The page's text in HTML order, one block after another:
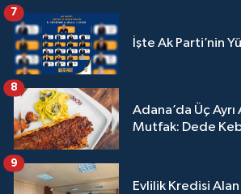
İşte Ak Parti’nin
7
Adana’da Üç Ayrı
Mutfak: Dede
8
Evlilik Kredisi
9